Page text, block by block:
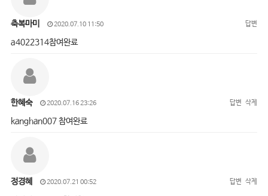
축복마미 2020.07.10 11:50 답변
a4022314참여완료
한혜숙 2020.07.16 23:26 답변 삭제
kanghan007 참여완료
정경혜 2020.07.21 00:52 답변 삭제